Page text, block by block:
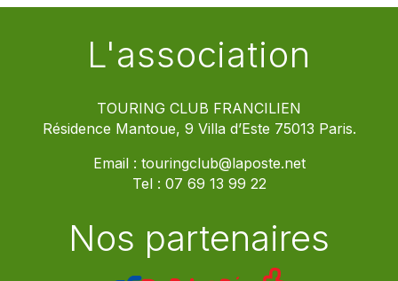
L'association
TOURING CLUB FRANCILIEN
Résidence Mantoue, 9 Villa d’Este 75013 Paris.
Email : touringclub@laposte.net
Tel : 07 69 13 99 22
Nos partenaires